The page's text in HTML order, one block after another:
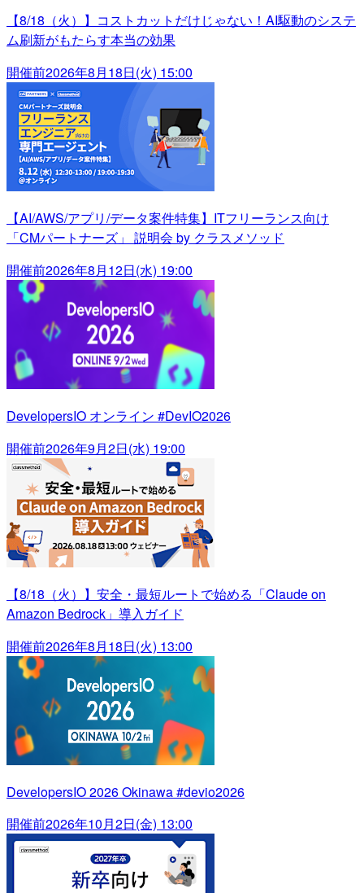
【8/18（火）】コストカットだけじゃない！AI駆動のシステ
ム刷新がもたらす本当の効果
開催前2026年8月18日(火) 15:00
【AI/AWS/アプリ/データ案件特集】ITフリーランス向け
「CMパートナーズ」 説明会 by クラスメソッド
開催前2026年8月12日(水) 19:00
DevelopersIO オンライン #DevIO2026
開催前2026年9月2日(水) 19:00
【8/18（火）】安全・最短ルートで始める「Claude on
Amazon Bedrock」導入ガイド
開催前2026年8月18日(火) 13:00
DevelopersIO 2026 Okinawa #devio2026
開催前2026年10月2日(金) 13:00